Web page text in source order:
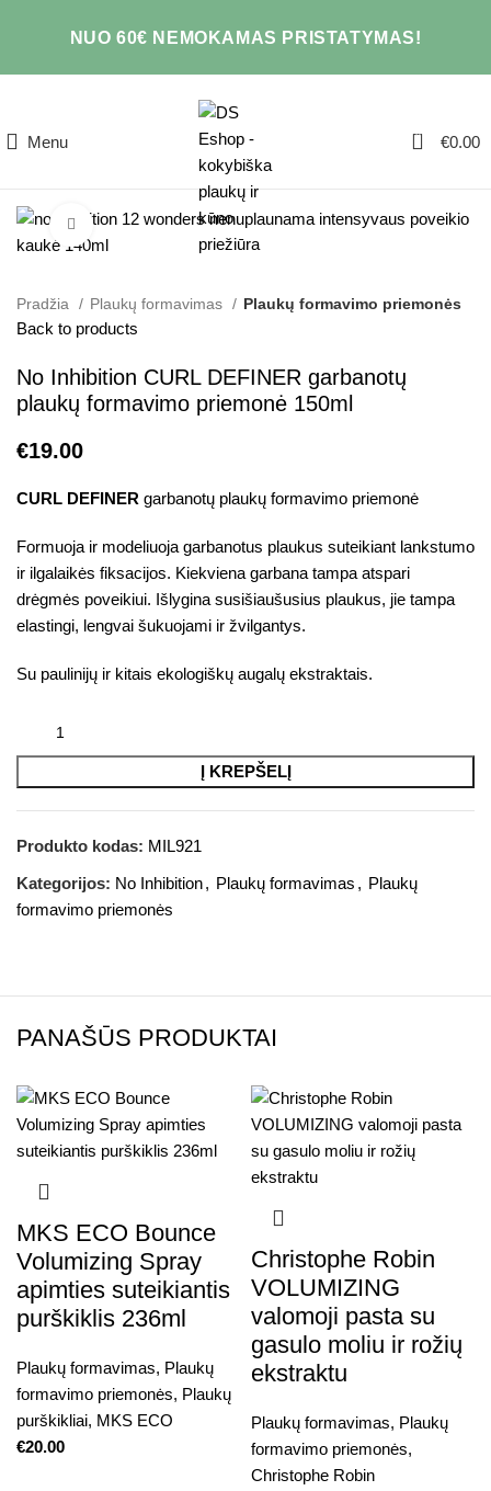
NUO 60€ NEMOKAMAS PRISTATYMAS!
Menu 0 €0.00
Click to enlarge
Pradžia Plaukų formavimas Plaukų formavimo priemonės
Back to products
No Inhibition CURL DEFINER garbanotų
plaukų formavimo priemonė 150ml
€19.00
CURL DEFINER garbanotų plaukų formavimo priemonė
Formuoja ir modeliuoja garbanotus plaukus suteikiant lankstumo
ir ilgalaikės fiksacijos. Kiekviena garbana tampa atspari
drėgmės poveikiui. Išlygina susišiaušusius plaukus, jie tampa
elastingi, lengvai šukuojami ir žvilgantys.
Su paulinijų ir kitais ekologiškų augalų ekstraktais.
Į KREPŠELĮ
Produkto kodas: MIL921
Kategorijos: No Inhibition, Plaukų formavimas , Plaukų
formavimo priemonės
PANAŠŪS PRODUKTAI
MKS ECO Bounce
Volumizing Spray
apimties suteikiantis
purškiklis 236ml
Plaukų formavimas, Plaukų
formavimo priemonės, Plaukų
purškikliai, MKS ECO
€20.00
Christophe Robin
VOLUMIZING
valomoji pasta su
gasulo moliu ir rožių
ekstraktu
Plaukų formavimas, Plaukų
formavimo priemonės,
Christophe Robin